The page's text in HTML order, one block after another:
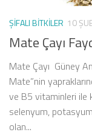
ŞIFALI BITKILER 10
Mate Çayı
Mate Çayı Güney
Mate”nin
ve B5 vitaminleri ile
selenyum,
olan...